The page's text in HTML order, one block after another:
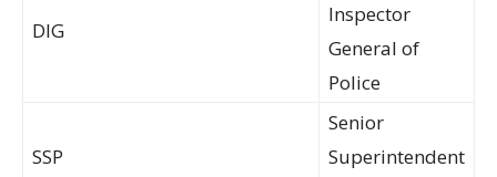
DIG
Inspector
General of
Police
SSP
Senior
Superintendent